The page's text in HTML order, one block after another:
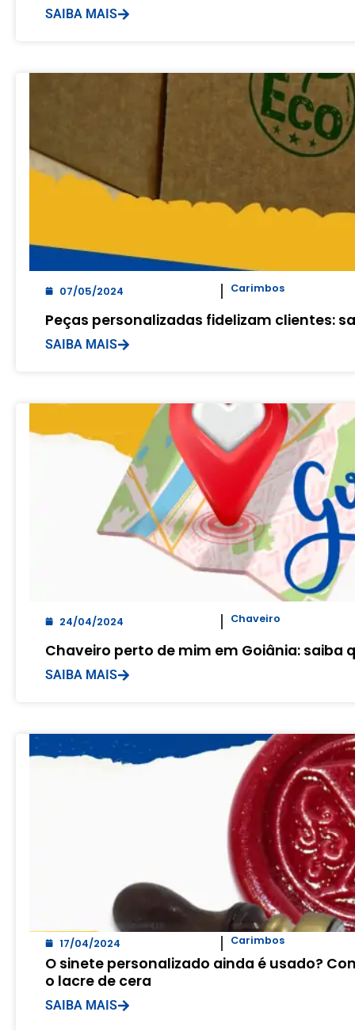
SAIBA MAIS
07/05/2024 Carimbos
Peças personalizadas fidelizam clientes:
SAIBA MAIS
24/04/2024 Chaveiro
Chaveiro perto de mim em Goiânia: saiba
SAIBA MAIS
17/04/2024 Carimbos
O sinete personalizado ainda é usado?
o lacre de cera
SAIBA MAIS